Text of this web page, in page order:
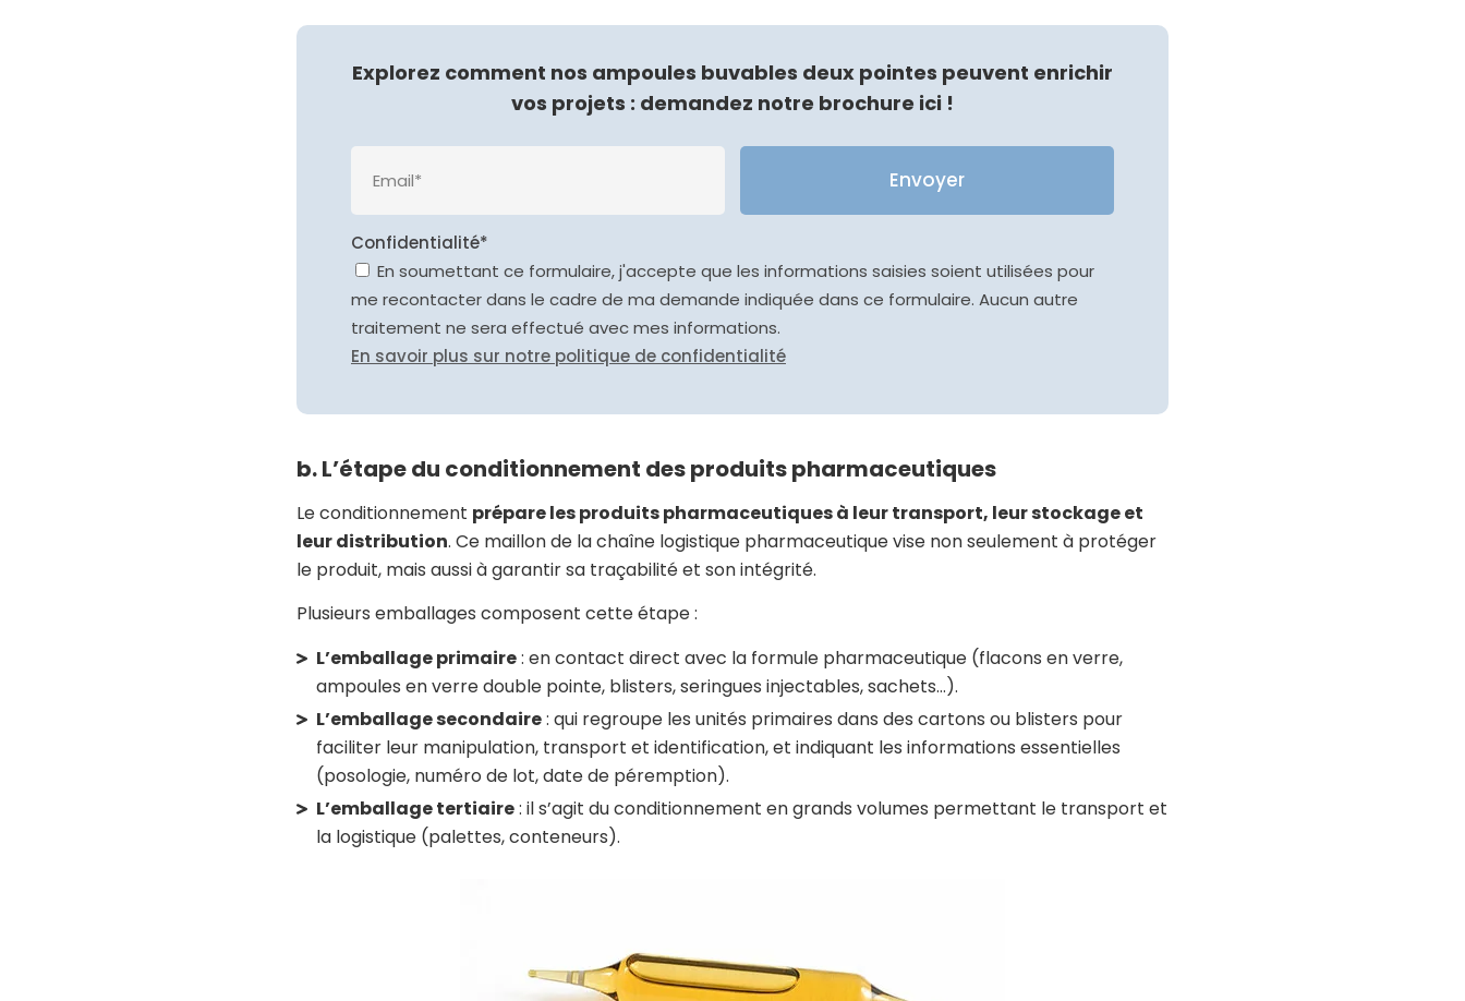
Explorez comment nos ampoules buvables deux pointes peuvent enrichir
vos projets : demandez notre brochure ici !
Veuillez laisser ce champ vide.
Confidentialité*
En soumettant ce formulaire, j'accepte que les informations saisies soient utilisées pour
me recontacter dans le cadre de ma demande indiquée dans ce formulaire. Aucun autre
traitement ne sera effectué avec mes informations.
En savoir plus sur notre politique de confidentialité
b. L’étape du conditionnement des produits pharmaceutiques
Le conditionnement prépare les produits pharmaceutiques à leur transport, leur stockage et
leur distribution. Ce maillon de la chaîne logistique pharmaceutique vise non seulement à protéger
le produit, mais aussi à garantir sa traçabilité et son intégrité.
Plusieurs emballages composent cette étape :
L’emballage primaire: en contact direct avec la formule pharmaceutique (flacons en verre,
ampoules en verre double pointe, blisters, seringues injectables, sachets…).
L’emballage secondaire: qui regroupe les unités primaires dans des cartons ou blisters pour
faciliter leur manipulation, transport et identification, et indiquant les informations essentielles
(posologie, numéro de lot, date de péremption).
L’emballage tertiaire: il s’agit du conditionnement en grands volumes permettant le transport et
la logistique (palettes, conteneurs).